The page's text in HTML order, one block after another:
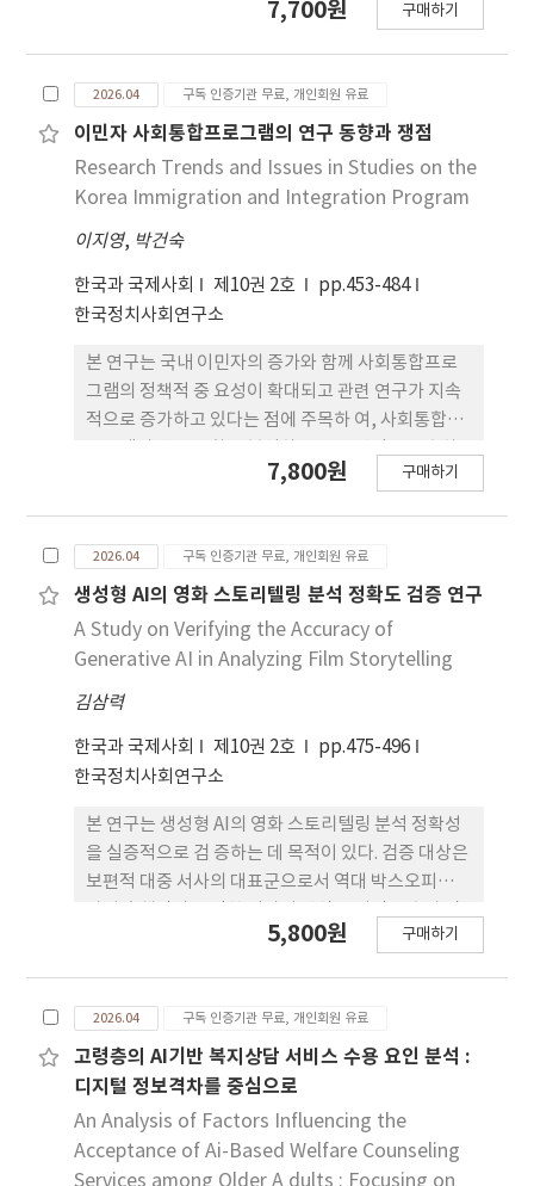
을 목적 으로 한다. 현재의 이원적 표준비용 체계는 재
격차를 발생시키는 요인으로 작동하고 있다. 본 연구
는 정책 문헌과 선 행연구 분석을 통해 표준비용 산정
전제와 비용항목 구성의 차이를 진단하 고, 통합 표준
서비스모형을 기반으로 한 통합 표준비용 산정 원칙
일 단가가 아닌 단일 산정 공 식으로 설계되어야 하며,
최소 비용이 아니라 질 보장형 적정 비용을 지향 해야
함을 확인하였다. 본 연구는 유보통합이 행정적 통합
정적 기준 설정에 정책적 시사점을 제공하였다.
7,700원 구매하기
2026.04 구독 인증기관 무료, 개인회원 유료
이민자 사회통합프로그램의 연구 동향과 쟁점
Research Trends and Issues in Studies on the
Korea Immigration and Integration Program
이지영, 박건숙
한국과 국제사회 제10권 2호
pp.453-484
한국정치사회연구소
본 연구는 국내 이민자의 증가와 함께 사회통합프로
그램의 정책적 중 요성이 확대되고 관련 연구가 지속
적으로 증가하고 있다는 점에 주목하 여, 사회통합프
는 데 목적이 있다. 연구 방법은 2008년부터 2025년
하였다. 연구 결과는 다음과 같다. 첫째, 사회통합프로
그램 연구는 2010년대 후반 이후 증가세가 뚜렷해졌
으며, 정책·제도 중심 논의에서 교육과정, 교재, 평
가, 학습자 경험 등 교육 실행 관련 연구로 확대되었
인 정책과 제도, 교재 와 교육 내용 구성, 다문화 정책
과 운영, 한국문화 이해와 단계별 학습으 로 분류되었
다. 이 가운데 한국문화 이해와 단계별 학습의 비중이
구가 많았다. 셋째, 사 회통합프로그램 연구는 정책 운
영 체계, 학습자 다양성, 접근성과 지역 격차, 평가 체
계, 교재와 교육 내용, 교사와 수업 실행의 여섯 가지
쟁점 을 중심으로 연구가 이루어져 왔다. 제안 및 시사
점으로는 향후 연구가 정책, 운영, 수업, 성과를 함께
루는 방 향으로 이루어져야 한다는 점을 들 수 있다.
7,800원 구매하기
2026.04 구독 인증기관 무료, 개인회원 유료
생성형 AI의 영화 스토리텔링 분석 정확도 검증 연구
A Study on Verifying the Accuracy of
Generative AI in Analyzing Film Storytelling
김삼력
한국과 국제사회 제10권 2호
pp.475-496
한국정치사회연구소
본 연구는 생성형 AI의 영화 스토리텔링 분석 정확성
을 실증적으로 검 증하는 데 목적이 있다. 검증 대상은
보편적 대중 서사의 대표군으로서 역대 박스오피스
품 군으로서 신카이 마코토 감독의 연출 작품 전편으
고, 각 요소의 판정이 얼마나 안정적으로 이루어지는
지를 점검 하였다. 판정은 작품별·요소별로 정확, 부
분 정확, 부정확으로 구분하였 으며, 불일치가 나타나
면 어떤 개념이 어디에서 잘못 적용되었는지를 함 께
밝혔다. 분석 결과는 다음과 같다. 첫째, 생성형 AI는
일정 수준의 유 의미한 답을 제시하였으나, 전반적으
5,800원 구매하기
2026.04 구독 인증기관 무료, 개인회원 유료
고령층의 AI기반 복지상담 서비스 수용 요인 분석 :
디지털 정보격차를 중심으로
An Analysis of Factors Influencing the
Acceptance of Ai-Based Welfare Counseling
Services among Older A dults : Focusing on